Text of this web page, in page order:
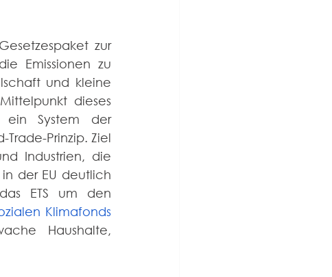
- ein Gesetzespaket zur
Emissionen zu
und kleine
dieses
System der
Prinzip. Ziel
Industrien, die
der EU deutlich
Klimafonds
Haushalte,